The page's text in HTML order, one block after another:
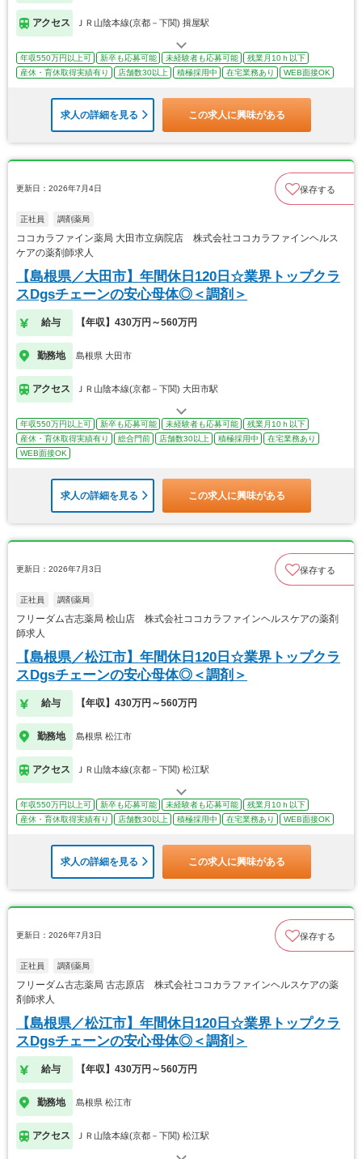
アクセス ＪＲ山陰本線(京都－下関) 揖屋駅
年収550万円以上可 新卒も応募可能 未経験者も応募可能
残業月10ｈ以下
産休・育休取得実績有り
店舗数30以上 積極採用中 在宅業務あり WEB面接OK
求人の詳細を見る この求人に興味がある
更新日：2026年7月4日 保存する
正社員 調剤薬局
ココカラファイン薬局 大田市立病院店 株式会社ココカラファインヘルス
ケアの薬剤師求人
【島根県／大田市】年間休日120日☆業界トップクラ
スDgsチェーンの安心母体◎＜調剤＞
給与 【年収】430万円～560万円
勤務地 島根県 大田市
アクセス ＪＲ山陰本線(京都－下関) 大田市駅
年収550万円以上可 新卒も応募可能 未経験者も応募可能
残業月10ｈ以下
産休・育休取得実績有り
総合門前 店舗数30以上 積極採用中
在宅業務あり
WEB面接OK
求人の詳細を見る この求人に興味がある
更新日：2026年7月3日 保存する
正社員 調剤薬局
フリーダム古志薬局 桧山店 株式会社ココカラファインヘルスケアの薬剤
師求人
【島根県／松江市】年間休日120日☆業界トップクラ
スDgsチェーンの安心母体◎＜調剤＞
給与 【年収】430万円～560万円
勤務地 島根県 松江市
アクセス ＪＲ山陰本線(京都－下関) 松江駅
年収550万円以上可 新卒も応募可能 未経験者も応募可能
残業月10ｈ以下
産休・育休取得実績有り
店舗数30以上 積極採用中 在宅業務あり WEB面接OK
求人の詳細を見る この求人に興味がある
更新日：2026年7月3日 保存する
正社員 調剤薬局
フリーダム古志薬局 古志原店 株式会社ココカラファインヘルスケアの薬
剤師求人
【島根県／松江市】年間休日120日☆業界トップクラ
スDgsチェーンの安心母体◎＜調剤＞
給与 【年収】430万円～560万円
勤務地 島根県 松江市
アクセス ＪＲ山陰本線(京都－下関) 松江駅